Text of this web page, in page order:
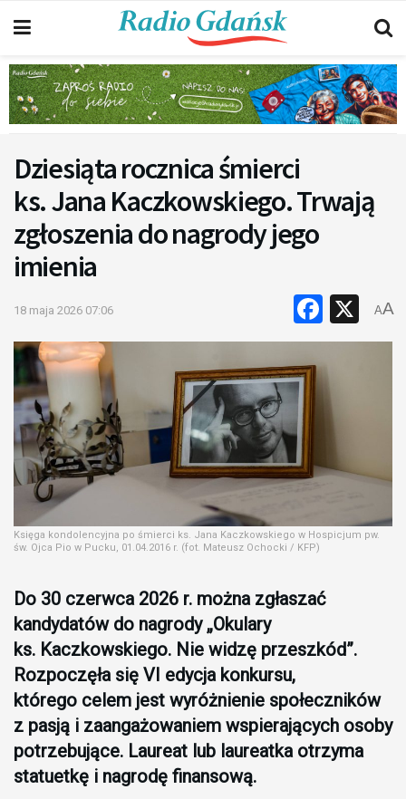
Dziesiąta rocznica śmierci
ks. Jana Kaczkowskiego. Trwają
zgłoszenia do nagrody jego
imienia
18 maja 2026 07:06 X
AA
Księga kondolencyjna po śmierci ks. Jana Kaczkowskiego w Hospicjum pw.
św. Ojca Pio w Pucku, 01.04.2016 r. (fot. Mateusz Ochocki / KFP)
Do 30 czerwca 2026 r. można zgłaszać
kandydatów do nagrody „Okulary
ks. Kaczkowskiego. Nie widzę przeszkód”.
Rozpoczęła się VI edycja konkursu,
którego celem jest wyróżnienie społeczników
z pasją i zaangażowaniem wspierających osoby
potrzebujące. Laureat lub laureatka otrzyma
statuetkę i nagrodę finansową.